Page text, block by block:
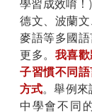
學習成效唷！
德文、波蘭
麥語等多國
更多。 我喜
子習慣不同
方式。舉例來
中學會不同